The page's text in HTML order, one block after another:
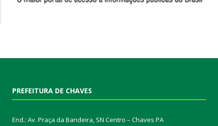
PREFEITURA DE CHAVES
End.: Av. Praça da Bandeira, SN Centro – Chaves PA